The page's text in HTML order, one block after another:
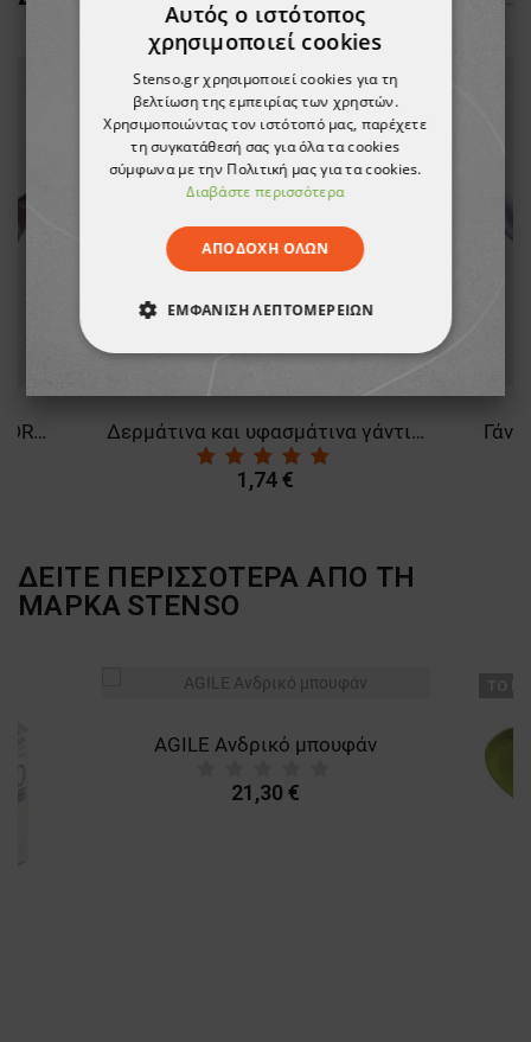
Γάντια από δέρμα και ύφασμα DRIVER Δερμάτινα και υφασμάτινα γάντια RUFF
1,74 €
ΔΕΙΤΕ ΠΕΡΙΣΣΟΤΕΡΑ ΑΠΟ ΤΗ
ΜΑΡΚΑ STENSO
AGILE Ανδρικό μπουφάν
21,30 €
Αυτός ο ιστότοπος
χρησιμοποιεί cookies
Stenso.gr χρησιμοποιεί cookies για τη
βελτίωση της εμπειρίας των χρηστών.
Χρησιμοποιώντας τον ιστότοπό μας, παρέχετε
τη συγκατάθεσή σας για όλα τα cookies
σύμφωνα με την Πολιτική μας για τα cookies.
Διαβάστε περισσότερα
ΑΠΟΔΟΧΉ ΌΛΩΝ
ΕΜΦΆΝΙΣΗ ΛΕΠΤΟΜΕΡΕΙΏΝ
ΑΠΟΛΎΤΩΣ ΑΠΑΡΑΊΤΗΤΑ
ΑΠΌΔΟΣΗΣ ΣΤΌΧΕΥΣΗΣ
ΛΕΙΤΟΥΡΓΙΚΌΤΗΤΑΣ